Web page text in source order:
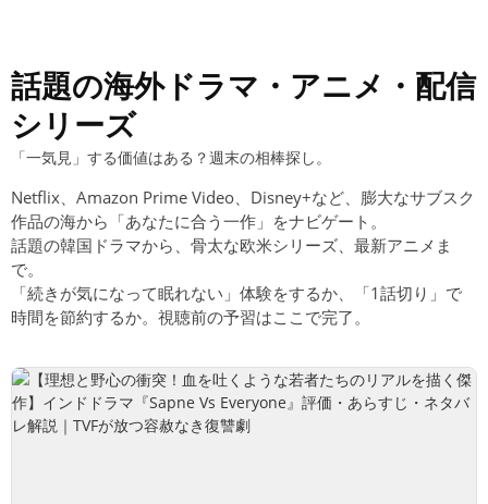
話題の海外ドラマ・アニメ・配信
シリーズ
「一気見」する価値はある？週末の相棒探し。
Netflix、Amazon Prime Video、Disney+など、膨大なサブスク
作品の海から「あなたに合う一作」をナビゲート。
話題の韓国ドラマから、骨太な欧米シリーズ、最新アニメま
で。
「続きが気になって眠れない」体験をするか、「1話切り」で
時間を節約するか。視聴前の予習はここで完了。